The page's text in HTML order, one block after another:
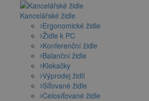
Kancelářské židle
Ergonomické židle
Židle k PC
Konferenční židle
Balanční židle
Klekačky
Výprodej židlí
Síťované židle
Celosíťované židle